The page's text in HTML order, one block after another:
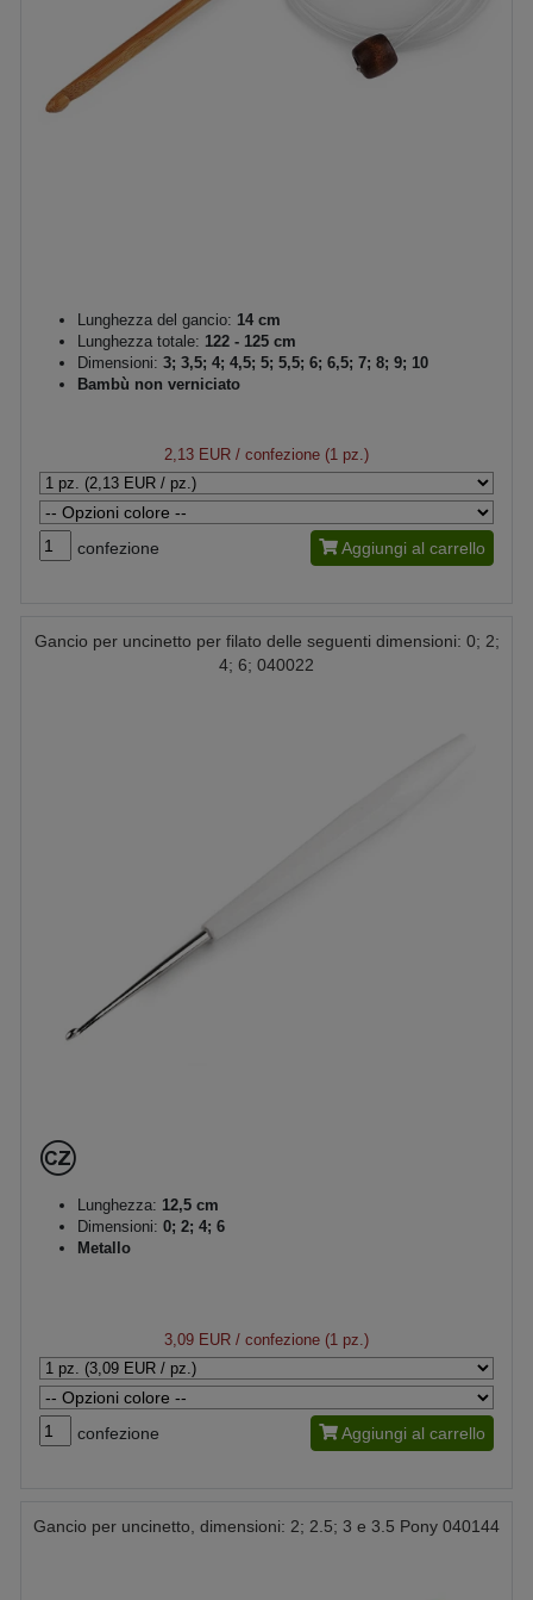
Lunghezza del gancio: 14 cm
Lunghezza totale: 122 - 125 cm
Dimensioni: 3; 3,5; 4; 4,5; 5; 5,5; 6; 6,5; 7; 8; 9; 10
Bambù non verniciato
2,13 EUR / confezione (1 pz.)
confezione Aggiungi al carrello
Gancio per uncinetto per filato delle seguenti dimensioni: 0; 2;
4; 6; 040022
Lunghezza: 12,5 cm
Dimensioni: 0; 2; 4; 6
Metallo
3,09 EUR / confezione (1 pz.)
confezione Aggiungi al carrello
Gancio per uncinetto, dimensioni: 2; 2.5; 3 e 3.5 Pony 040144